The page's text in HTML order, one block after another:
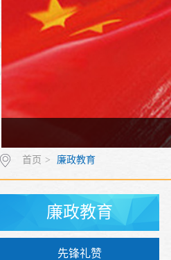
首页 > 廉政教育
廉政教育
先锋礼赞